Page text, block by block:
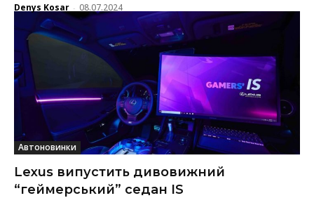
Denys Kosar - 08.07.2024
Автоновинки
Lexus випустить дивовижний
“геймерський” седан IS